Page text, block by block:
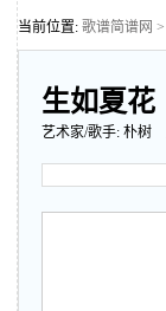
当前位置: 歌谱简谱网 >
生如夏花
艺术家/歌手: 朴树